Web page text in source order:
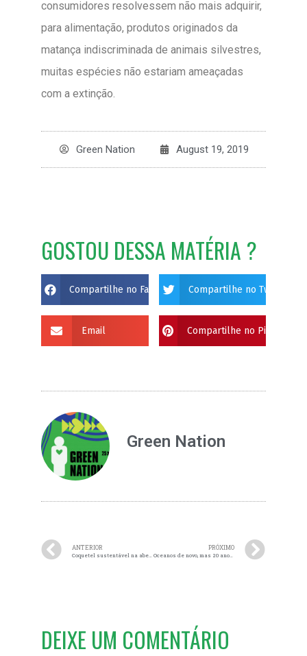
consumidores resolvessem não mais adquirir,
para alimentação, produtos originados da
matança indiscriminada de animais silvestres,
muitas espécies não estariam ameaçadas
com a extinção.
Green Nation August 19, 2019
GOSTOU DESSA MATÉRIA ?
Compartilhe no Facebook Compartilhe no Twitter
Email Compartilhe no Pinterest
Green Nation
ANTERIOR
Coquetel sustentável na abertura do Green Nation
PRÓXIMO
Oceanos de novo, mas 20 anos depois
DEIXE UM COMENTÁRIO